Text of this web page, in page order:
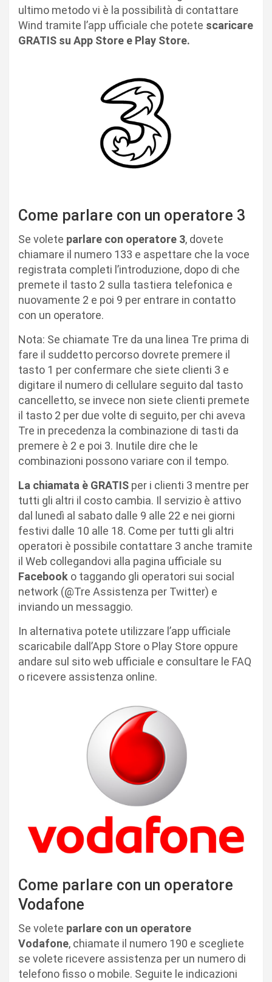
ultimo metodo vi è la possibilità di contattare
Wind tramite l’app ufficiale che potete scaricare
GRATIS su App Store e Play Store.
Come parlare con un operatore 3
Se volete parlare con operatore 3, dovete
chiamare il numero 133 e aspettare che la voce
registrata completi l’introduzione, dopo di che
premete il tasto 2 sulla tastiera telefonica e
nuovamente 2 e poi 9 per entrare in contatto
con un operatore.
Nota: Se chiamate Tre da una linea Tre prima di
fare il suddetto percorso dovrete premere il
tasto 1 per confermare che siete clienti 3 e
digitare il numero di cellulare seguito dal tasto
cancelletto, se invece non siete clienti premete
il tasto 2 per due volte di seguito, per chi aveva
Tre in precedenza la combinazione di tasti da
premere è 2 e poi 3. Inutile dire che le
combinazioni possono variare con il tempo.
La chiamata è GRATIS per i clienti 3 mentre per
tutti gli altri il costo cambia. Il servizio è attivo
dal lunedì al sabato dalle 9 alle 22 e nei giorni
festivi dalle 10 alle 18. Come per tutti gli altri
operatori è possibile contattare 3 anche tramite
il Web collegandovi alla pagina ufficiale su
Facebook o taggando gli operatori sui social
network (@Tre Assistenza per Twitter) e
inviando un messaggio.
In alternativa potete utilizzare l’app ufficiale
scaricabile dall’App Store o Play Store oppure
andare sul sito web ufficiale e consultare le FAQ
o ricevere assistenza online.
Come parlare con un operatore
Vodafone
Se volete parlare con un operatore
Vodafone, chiamate il numero 190 e scegliete
se volete ricevere assistenza per un numero di
telefono fisso o mobile. Seguite le indicazioni